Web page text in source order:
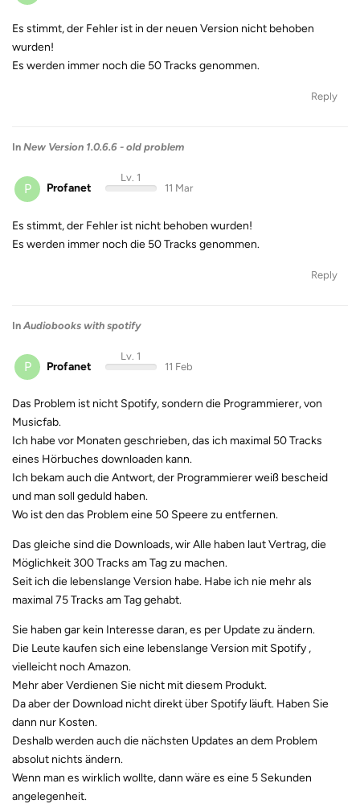
Es stimmt, der Fehler ist in der neuen Version nicht behoben
wurden!
Es werden immer noch die 50 Tracks genommen.
Reply
In New Version 1.0.6.6 - old problem
P Profanet
Lv. 1
11 Mar
Es stimmt, der Fehler ist nicht behoben wurden!
Es werden immer noch die 50 Tracks genommen.
Reply
In Audiobooks with spotify
P Profanet
Lv. 1
11 Feb
Das Problem ist nicht Spotify, sondern die Programmierer, von
Musicfab.
Ich habe vor Monaten geschrieben, das ich maximal 50 Tracks
eines Hörbuches downloaden kann.
Ich bekam auch die Antwort, der Programmierer weiß bescheid
und man soll geduld haben.
Wo ist den das Problem eine 50 Speere zu entfernen.
Das gleiche sind die Downloads, wir Alle haben laut Vertrag, die
Möglichkeit 300 Tracks am Tag zu machen.
Seit ich die lebenslange Version habe. Habe ich nie mehr als
maximal 75 Tracks am Tag gehabt.
Sie haben gar kein Interesse daran, es per Update zu ändern.
Die Leute kaufen sich eine lebenslange Version mit Spotify ,
vielleicht noch Amazon.
Mehr aber Verdienen Sie nicht mit diesem Produkt.
Da aber der Download nicht direkt über Spotify läuft. Haben Sie
dann nur Kosten.
Deshalb werden auch die nächsten Updates an dem Problem
absolut nichts ändern.
Wenn man es wirklich wollte, dann wäre es eine 5 Sekunden
angelegenheit.